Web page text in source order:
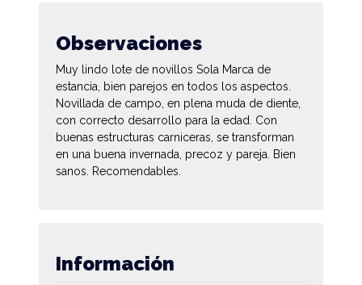
Observaciones
Muy lindo lote de novillos Sola Marca de
estancia, bien parejos en todos los aspectos.
Novillada de campo, en plena muda de diente,
con correcto desarrollo para la edad. Con
buenas estructuras carniceras, se transforman
en una buena invernada, precoz y pareja. Bien
sanos. Recomendables.
Información